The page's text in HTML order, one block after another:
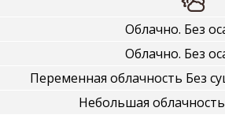
Облачно. Без
Облачно. Без
Переменная облачность Без
Небольшая